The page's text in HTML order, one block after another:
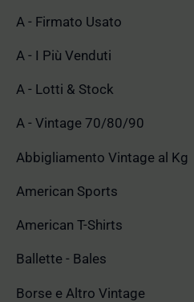
A - Firmato Usato
A - I Più Venduti
A - Lotti & Stock
A - Vintage 70/80/90
Abbigliamento Vintage al Kg
American Sports
American T-Shirts
Ballette - Bales
Borse e Altro Vintage